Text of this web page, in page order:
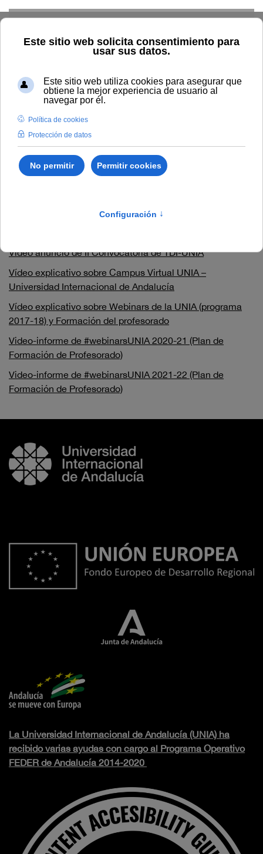
Inicio Estudiar Oferta académica
Tipo/Formato
Video-presentación animada
Video-presentación
animada
Vídeo anuncio de II Convocatoria de TDI-UNIA
Vídeo explicativo sobre Campus Virtual UNIA –
Universidad Internacional de Andalucía
Vídeo explicativo sobre Webinars de la UNIA (programa
2017-18) y Formación del profesorado
Video-informe de #webinarsUNIA 2020-21 (Plan de
Formación de Profesorado)
Video-informe de #webinarsUNIA 2021-22 (Plan de
Formación de Profesorado)
La Universidad Internacional de Andalucía (UNIA) ha
recibido varias ayudas con cargo al Programa Operativo
FEDER de Andalucía 2014-2020